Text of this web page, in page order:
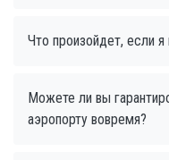
Что произойдет, если
Можете ли вы
аэропорту вовремя?